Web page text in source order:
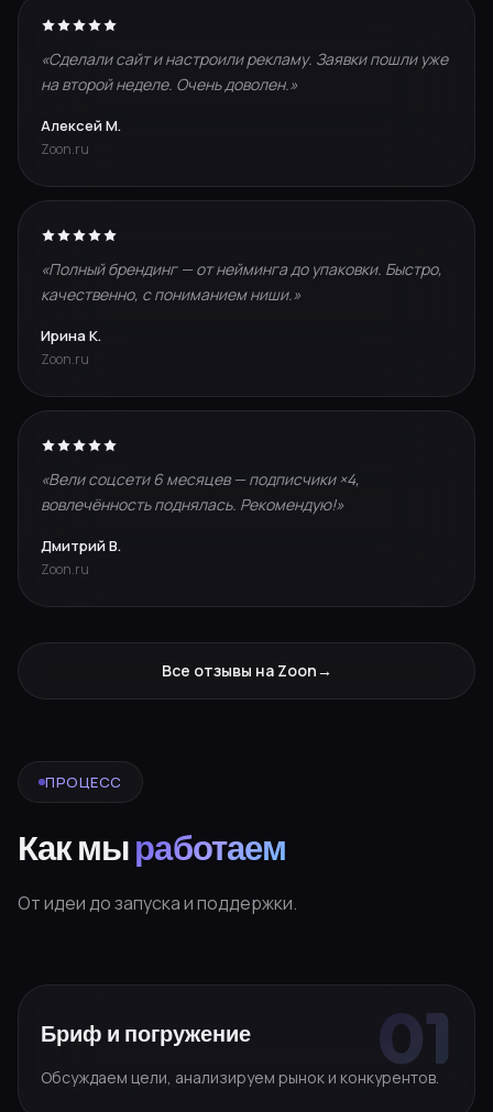
«Сделали сайт и настроили рекламу. Заявки пошли уже
на второй неделе. Очень доволен.»
Алексей М.
Zoon.ru
«Полный брендинг — от нейминга до упаковки. Быстро,
качественно, с пониманием ниши.»
Ирина К.
Zoon.ru
«Вели соцсети 6 месяцев — подписчики ×4,
вовлечённость поднялась. Рекомендую!»
Дмитрий В.
Zoon.ru
Все отзывы на Zoon→
ПРОЦЕСС
Как мыработаем
От идеи до запуска и поддержки.
Бриф и погружение
Обсуждаем цели, анализируем рынок и конкурентов.